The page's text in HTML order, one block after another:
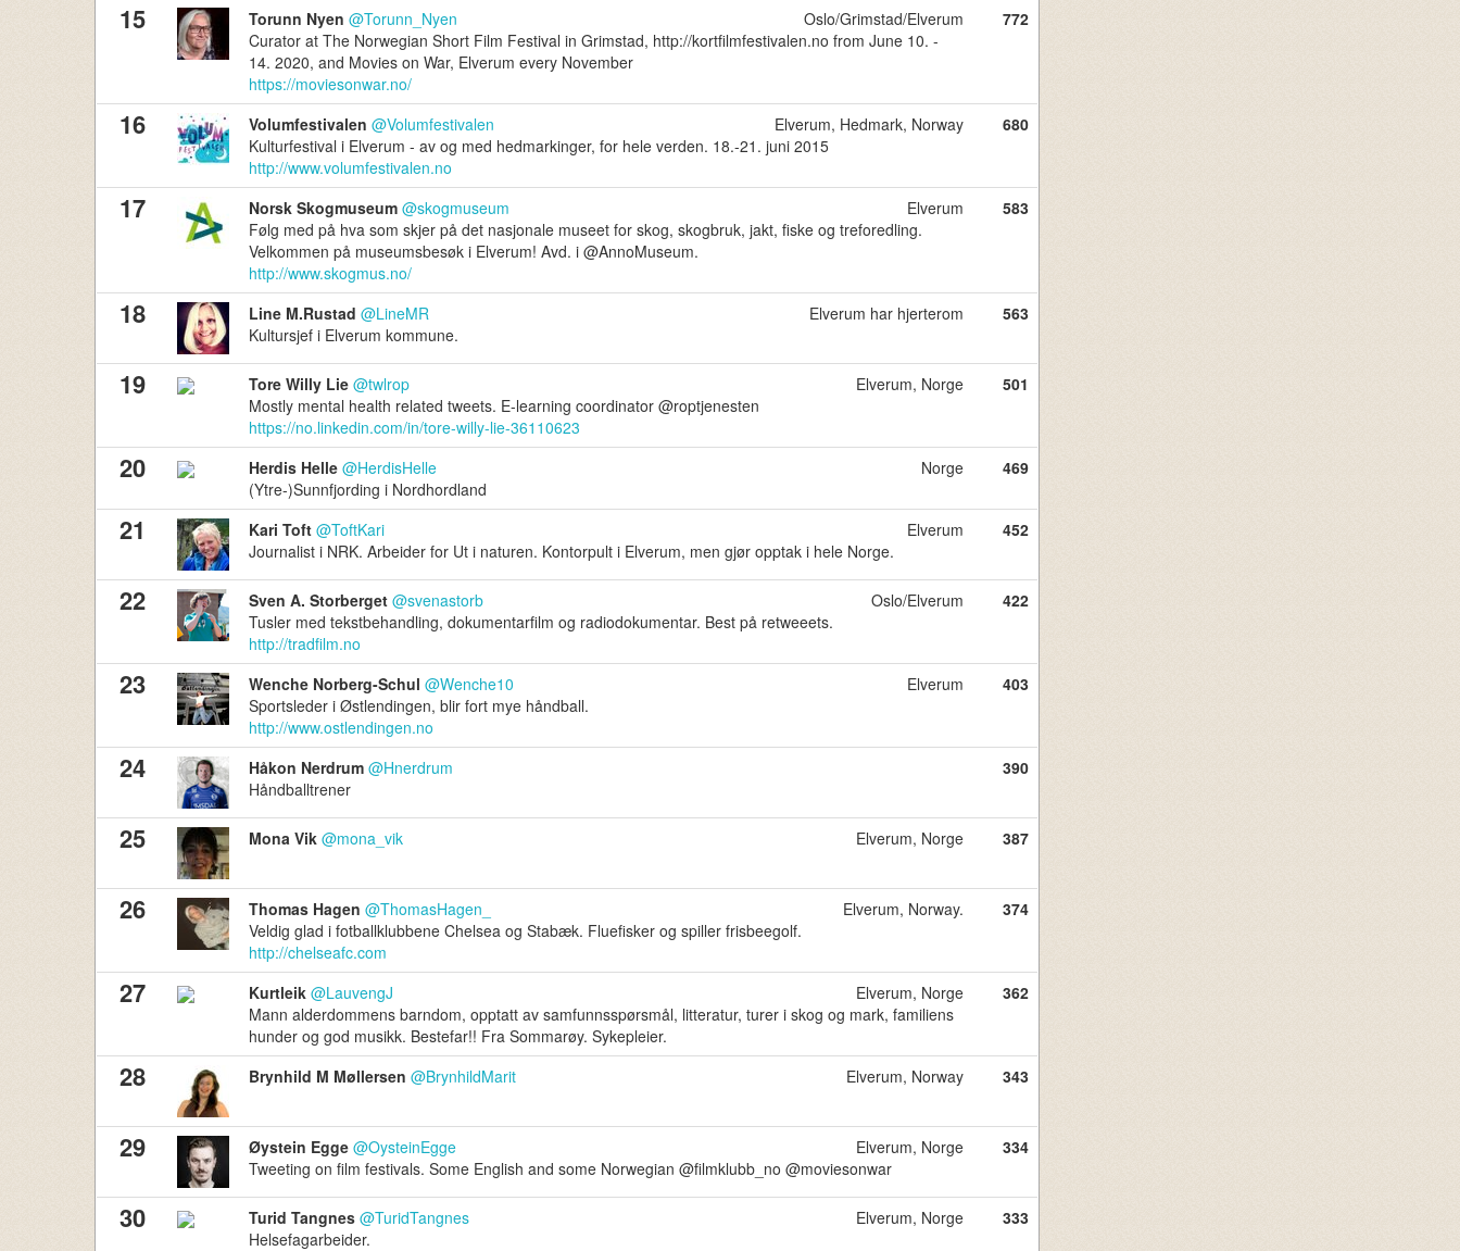
15 Torunn Nyen @Torunn_Nyen
Oslo/Grimstad/Elverum
Curator at The Norwegian Short Film Festival in Grimstad, http://kortfilmfestivalen.no from June 10. -
14. 2020, and Movies on War, Elverum every November
https://moviesonwar.no/
772
16 Volumfestivalen @Volumfestivalen
Elverum, Hedmark, Norway
Kulturfestival i Elverum - av og med hedmarkinger, for hele verden. 18.-21. juni 2015
http://www.volumfestivalen.no
680
17 Norsk Skogmuseum @skogmuseum
Elverum
Følg med på hva som skjer på det nasjonale museet for skog, skogbruk, jakt, fiske og treforedling.
Velkommen på museumsbesøk i Elverum! Avd. i @AnnoMuseum.
http://www.skogmus.no/
583
18 Line M.Rustad @LineMR
Elverum har hjerterom
Kultursjef i Elverum kommune.
563
19 Tore Willy Lie @twlrop
Elverum, Norge
Mostly mental health related tweets. E-learning coordinator @roptjenesten
https://no.linkedin.com/in/tore-willy-lie-36110623
501
20 Herdis Helle @HerdisHelle
Norge
(Ytre-)Sunnfjording i Nordhordland
469
21 Kari Toft @ToftKari
Elverum
Journalist i NRK. Arbeider for Ut i naturen. Kontorpult i Elverum, men gjør opptak i hele Norge.
452
22 Sven A. Storberget @svenastorb
Oslo/Elverum
Tusler med tekstbehandling, dokumentarfilm og radiodokumentar. Best på retweeets.
http://tradfilm.no
422
23 Wenche Norberg-Schul @Wenche10
Elverum
Sportsleder i Østlendingen, blir fort mye håndball.
http://www.ostlendingen.no
403
24 Håkon Nerdrum @Hnerdrum
Håndballtrener
390
25 Mona Vik @mona_vik Elverum, Norge 387
26 Thomas Hagen @ThomasHagen_
Elverum, Norway.
Veldig glad i fotballklubbene Chelsea og Stabæk. Fluefisker og spiller frisbeegolf.
http://chelseafc.com
374
27 Kurtleik @LauvengJ
Elverum, Norge
Mann alderdommens barndom, opptatt av samfunnsspørsmål, litteratur, turer i skog og mark, familiens
hunder og god musikk. Bestefar!! Fra Sommarøy. Sykepleier.
362
28 Brynhild M Møllersen @BrynhildMarit Elverum, Norway 343
29 Øystein Egge @OysteinEgge
Elverum, Norge
Tweeting on film festivals. Some English and some Norwegian @filmklubb_no @moviesonwar
334
30 Turid Tangnes @TuridTangnes
Elverum, Norge
Helsefagarbeider.
333